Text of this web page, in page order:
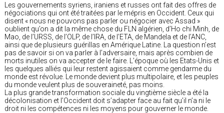
Les gouvernements syriens, iraniens et russes ont fait des offres de
négociations qui ont été traitées par le mépris en Occident. Ceux qui
disent « nous ne pouvons pas parler ou négocier avec Assad »
oublient qu’on a dit la même chose du FLN algérien, d’Ho chi Minh, de
Mao, de l’URSS, de l’OLP, de l’IRA, de l’ETA, de Mandela et de l’ANC,
ainsi que de plusieurs guérillas en Amérique Latine. La question n’est
pas de savoir si on va parler à l’adversaire, mais après combien de
morts inutiles on va accepter de le faire. L’époque où les Etats-Unis et
les quelques alliés qui leur restent agissaient comme gendarme du
monde est révolue. Le monde devient plus multipolaire, et les peuples
du monde veulent plus de souveraineté, pas moins.
La plus grande transformation sociale du vingtième siècle a été la
décolonisation et l’Occident doit s’adapter face au fait qu’il n’a ni le
droit ni les compétences ni les moyens pour gouverner le monde.